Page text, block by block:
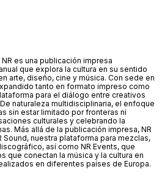
es una publicación impresa
que explora la cultura en su sentido
arte, diseño, cine y música. Con sede en
tanto en formato impreso como
para el diálogo entre creativos
naturaleza multidisciplinaria, el enfoque
sin estar limitado por fronteras ni
culturales y celebrando la
Más allá de la publicación impresa, NR
nuestra plataforma para mezclas,
así como NR Events, que
que conectan la música y la cultura en
en diferentes países de Europa.